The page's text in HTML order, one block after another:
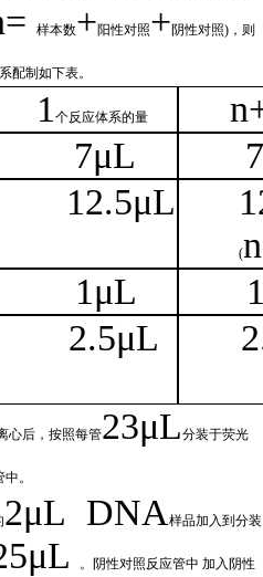
样本数+阳性对照+阴性对照)，则
配制如下表。
1 个反应体系的量
7μL
12.5μL
(
1μL
2.5μL 2
心后，按照每管23μL分装于荧光
中。
2μL DNA样品加入到分装
。阴性对照反应管中 加入阴性